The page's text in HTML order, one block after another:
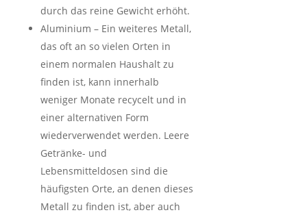
durch das reine Gewicht erhöht.
Aluminium – Ein weiteres Metall,
das oft an so vielen Orten in
einem normalen Haushalt zu
finden ist, kann innerhalb
weniger Monate recycelt und in
einer alternativen Form
wiederverwendet werden. Leere
Getränke- und
Lebensmitteldosen sind die
häufigsten Orte, an denen dieses
Metall zu finden ist, aber auch